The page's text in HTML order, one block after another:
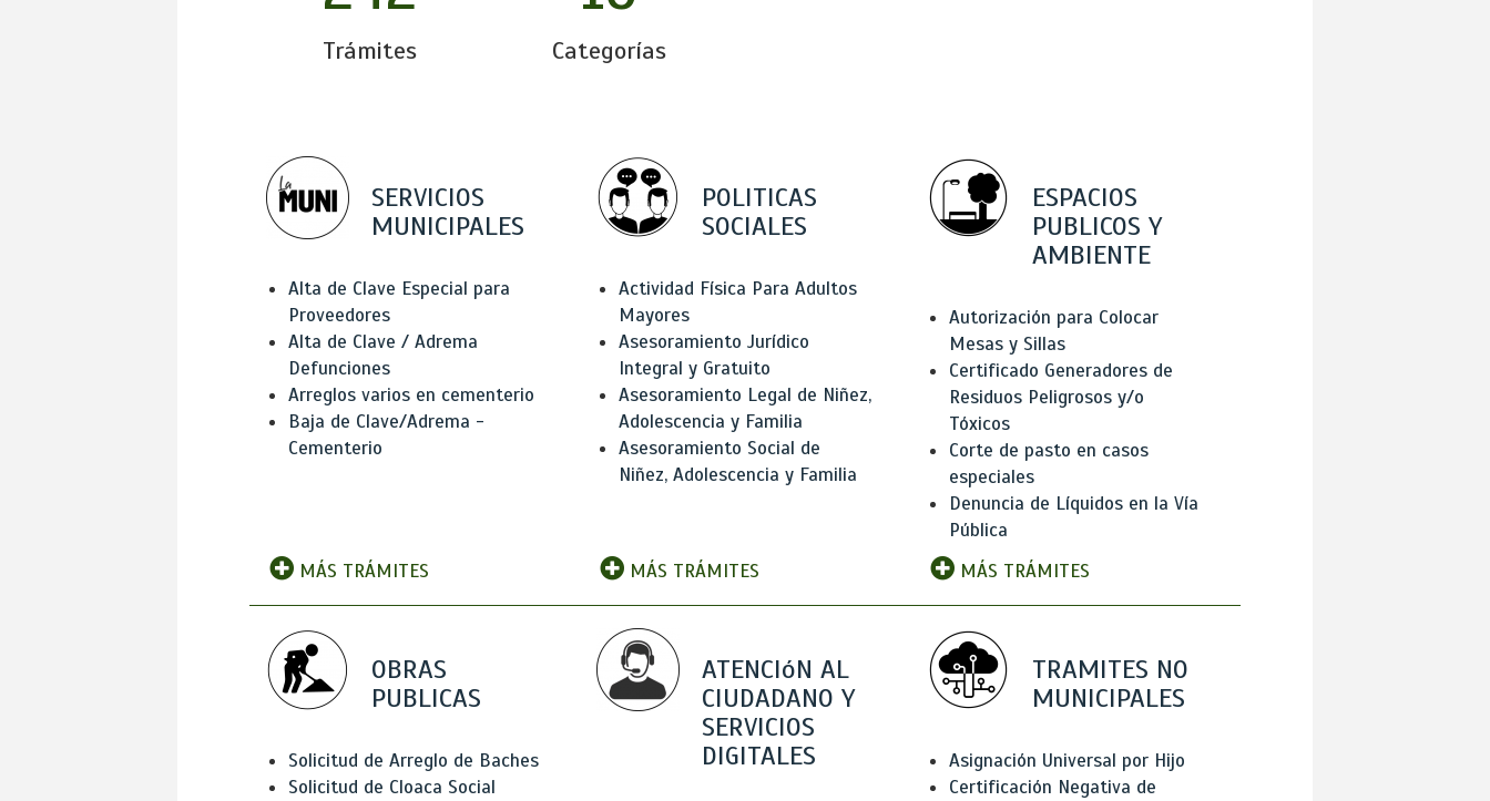
Trámites Categorías
SERVICIOS
MUNICIPALES
Alta de Clave Especial para
Proveedores
Alta de Clave / Adrema
Defunciones
Arreglos varios en cementerio
Baja de Clave/Adrema -
Cementerio
MÁS TRÁMITES
POLITICAS
SOCIALES
Actividad Física Para Adultos
Mayores
Asesoramiento Jurídico
Integral y Gratuito
Asesoramiento Legal de Niñez,
Adolescencia y Familia
Asesoramiento Social de
Niñez, Adolescencia y Familia
MÁS TRÁMITES
ESPACIOS
PUBLICOS Y
AMBIENTE
Autorización para Colocar
Mesas y Sillas
Certificado Generadores de
Residuos Peligrosos y/o
Tóxicos
Corte de pasto en casos
especiales
Denuncia de Líquidos en la Vía
Pública
MÁS TRÁMITES
OBRAS
PUBLICAS
Solicitud de Arreglo de Baches
Solicitud de Cloaca Social
ATENCIóN AL
CIUDADANO Y
SERVICIOS
DIGITALES
TRAMITES NO
MUNICIPALES
Asignación Universal por Hijo
Certificación Negativa de